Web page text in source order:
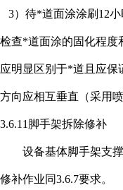
3）待*道面涂涂刷12
检查*道面涂的固化程度
应明显区别于*道且应保
方向应相互垂直（采用
3.6.11脚手架拆除修补
设备基体脚手架支
修补作业同3.6.7要求。